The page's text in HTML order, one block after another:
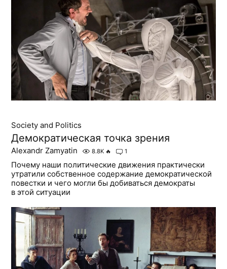
Society and Politics
Демократическая точка зрения
Alexandr Zamyatin 8.8K 🔥 1
Почему наши политические движения практически
утратили собственное содержание демократической
повестки и чего могли бы добиваться демократы
в этой ситуации